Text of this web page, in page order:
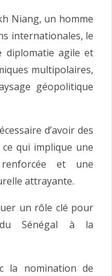
Niang, un homme
internationales, le
diplomatie agile et
multipolaires,
géopolitique
d’avoir des
ce qui implique une
et une
attrayante.
un rôle clé pour
Sénégal à la
la nomination de